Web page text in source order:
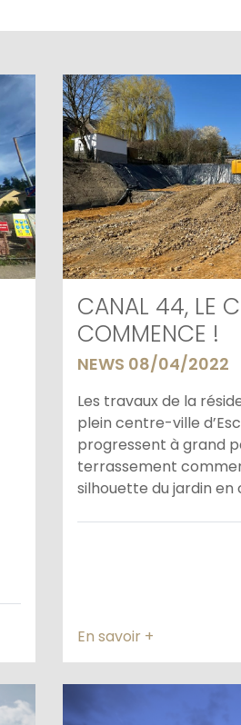
CANAL 44, LE
COMMENCE !
NEWS 08/04/2022
Les travaux de la
plein centre-ville
progressent à grand
terrassement
silhouette du jardin en
En savoir +